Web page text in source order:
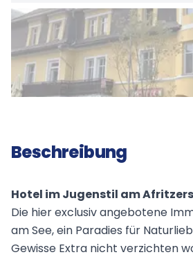
Beschreibung
Hotel im Jugenstil am
Die hier exclusiv angebotene
am See, ein Paradies für
Gewisse Extra nicht verzichten